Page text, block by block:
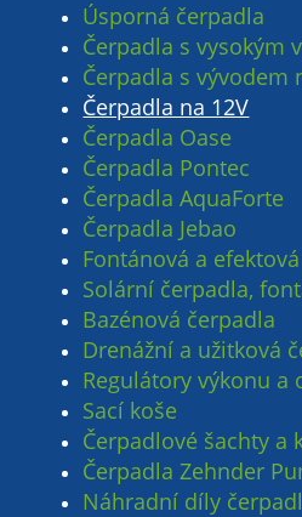
Úsporná čerpadla
Čerpadla s vysokým
Čerpadla s vývodem
Čerpadla na 12V
Čerpadla Oase
Čerpadla Pontec
Čerpadla AquaForte
Čerpadla Jebao
Fontánová a
Solární čerpadla,
Bazénová čerpadla
Drenážní a užitková
Regulátory výkonu a
Sací koše
Čerpadlové šachty a
Čerpadla Zehnder
Náhradní díly